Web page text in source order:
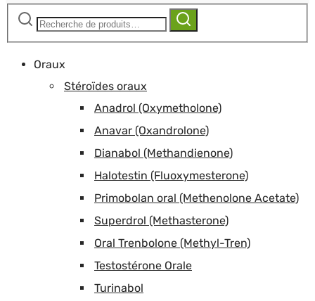
Recherche
Recherche
Oraux
Stéroïdes oraux
Anadrol (Oxymetholone)
Anavar (Oxandrolone)
Dianabol (Methandienone)
Halotestin (Fluoxymesterone)
Primobolan oral (Methenolone Acetate)
Superdrol (Methasterone)
Oral Trenbolone (Methyl-Tren)
Testostérone Orale
Turinabol